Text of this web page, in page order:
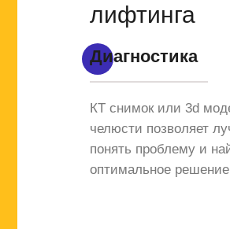
лифтинга
КТ снимок или 3d
челюсти позволяет
понять проблему и
оптимальное
Диагностика